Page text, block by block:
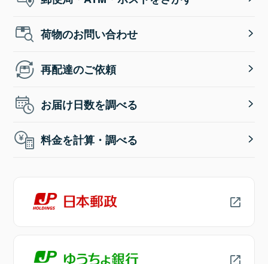
荷物のお問い合わせ
再配達のご依頼
お届け日数を調べる
料金を計算・調べる